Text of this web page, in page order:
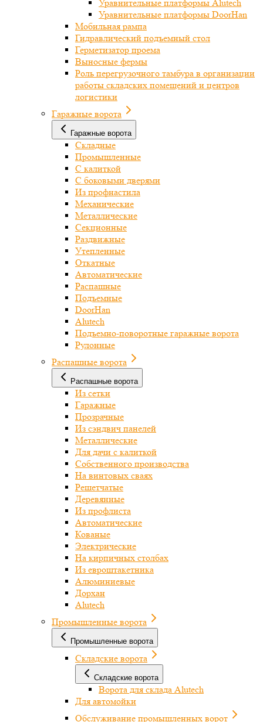
Уравнительные платформы Alutech
Уравнительные платформы DoorHan
Мобильная рампа
Гидравлический подъемный стол
Герметизатор проема
Выносные фермы
Роль перегрузочного тамбура в организации
работы складских помещений и центров
логистики
Гаражные ворота
Гаражные ворота
Складные
Промышленные
С калиткой
С боковыми дверями
Из профнастила
Механические
Металлические
Секционные
Раздвижные
Утепленные
Откатные
Автоматические
Распашные
Подъемные
DoorHan
Alutech
Подъемно-поворотные гаражные ворота
Рулонные
Распашные ворота
Распашные ворота
Из сетки
Гаражные
Прозрачные
Из сэндвич панелей
Металлические
Для дачи с калиткой
Собственного производства
На винтовых сваях
Решетчатые
Деревянные
Из профлиста
Автоматические
Кованые
Электрические
На кирпичных столбах
Из евроштакетника
Алюминиевые
Дорхан
Alutech
Промышленные ворота
Промышленные ворота
Складские ворота
Складские ворота
Ворота для склада Alutech
Для автомойки
Обслуживание промышленных ворот